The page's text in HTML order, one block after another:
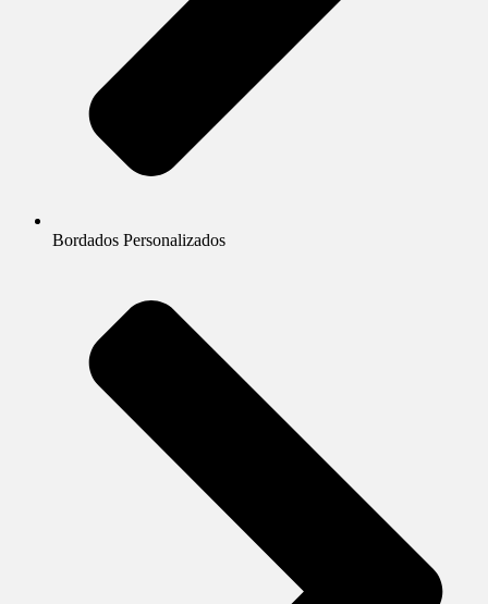
Bordados Personalizados